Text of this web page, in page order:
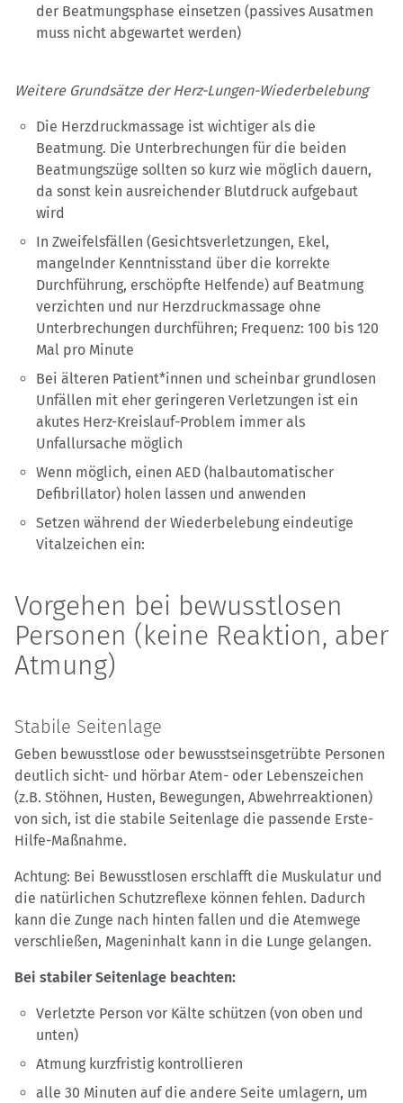
der Beatmungsphase einsetzen (passives Ausatmen
muss nicht abgewartet werden)
Weitere Grundsätze der Herz-Lungen-Wiederbelebung
Die Herzdruckmassage ist wichtiger als die
Beatmung. Die Unterbrechungen für die beiden
Beatmungszüge sollten so kurz wie möglich dauern,
da sonst kein ausreichender Blutdruck aufgebaut
wird
In Zweifelsfällen (Gesichtsverletzungen, Ekel,
mangelnder Kenntnisstand über die korrekte
Durchführung, erschöpfte Helfende) auf Beatmung
verzichten und nur Herzdruckmassage ohne
Unterbrechungen durchführen; Frequenz: 100 bis 120
Mal pro Minute
Bei älteren Patient*innen und scheinbar grundlosen
Unfällen mit eher geringeren Verletzungen ist ein
akutes Herz-Kreislauf-Problem immer als
Unfallursache möglich
Wenn möglich, einen AED (halbautomatischer
Defibrillator) holen lassen und anwenden
Setzen während der Wiederbelebung eindeutige
Vitalzeichen ein:
Vorgehen bei bewusstlosen
Personen (keine Reaktion, aber
Atmung)
Stabile Seitenlage
Geben bewusstlose oder bewusstseinsgetrübte Personen
deutlich sicht- und hörbar Atem- oder Lebenszeichen
(z.B. Stöhnen, Husten, Bewegungen, Abwehrreaktionen)
von sich, ist die stabile Seitenlage die passende Erste-
Hilfe-Maßnahme.
Achtung: Bei Bewusstlosen erschlafft die Muskulatur und
die natürlichen Schutzreflexe können fehlen. Dadurch
kann die Zunge nach hinten fallen und die Atemwege
verschließen, Mageninhalt kann in die Lunge gelangen.
Bei stabiler Seitenlage beachten:
Verletzte Person vor Kälte schützen (von oben und
unten)
Atmung kurzfristig kontrollieren
alle 30 Minuten auf die andere Seite umlagern, um